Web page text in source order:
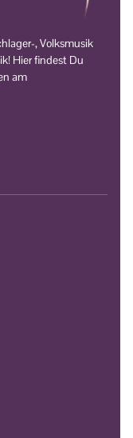
, Volksmusik
Hier findest Du
am